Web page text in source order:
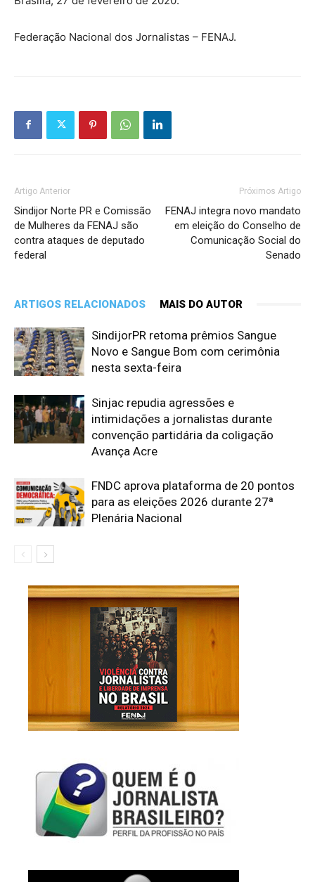
Federação Nacional dos Jornalistas – FENAJ.
Artigo Anterior
Sindijor Norte PR e Comissão
de Mulheres da FENAJ são
contra ataques de deputado
federal
Próximos Artigo
FENAJ integra novo mandato
em eleição do Conselho de
Comunicação Social do
Senado
ARTIGOS RELACIONADOS MAIS DO AUTOR
SindijorPR retoma prêmios Sangue
Novo e Sangue Bom com cerimônia
nesta sexta-feira
Sinjac repudia agressões e
intimidações a jornalistas durante
convenção partidária da coligação
Avança Acre
FNDC aprova plataforma de 20 pontos
para as eleições 2026 durante 27ª
Plenária Nacional